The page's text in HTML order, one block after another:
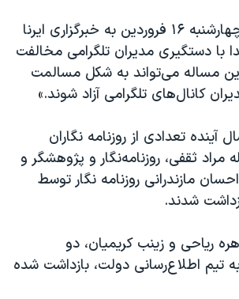
کادر رهبری ایران
۹۸
نوبل صلح
آمریکا «سی‌پک»
محمود علوی روز چهارشنبه ۱۶ فروردین به خبرگزاری ایرنا
با دستگیری مدیران تلگرامی مخالفت
مساله می‌تواند به شکل مسالمت
کانال‌های تلگرامی آزاد شوند.»
آینده تعدادی از روزنامه نگاران
ثقفی، روزنامه‌نگار و پژوهشگر و
مازندرانی روزنامه نگار توسط
شدند.
ریاحی و زینب کریمیان، دو
به تیم اطلاع‌رسانی دولت، بازداشت شده